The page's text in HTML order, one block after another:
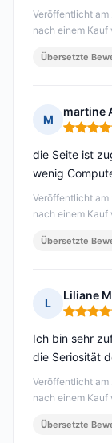
Veröffentlicht
nach einem
Übersetzte
M
martine
Hinweis:
Veröffentlicht
nach einem
die Seite ist
wenig
Übersetzte
L
Liliane
Hinweis:
Veröffentlicht
nach einem
Ich bin sehr
die Seriosität
Übersetzte